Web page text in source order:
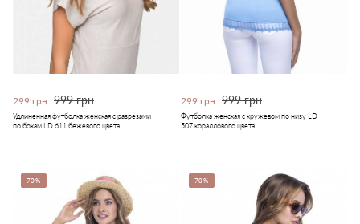
299 грн 999 грн
Удлиненная футболка женская с разрезами
по бокам LD 611 бежевого цвета
299 грн 999 грн
Футболка женская с кружевом по низу LD
507 кораллового цвета
70% 70%